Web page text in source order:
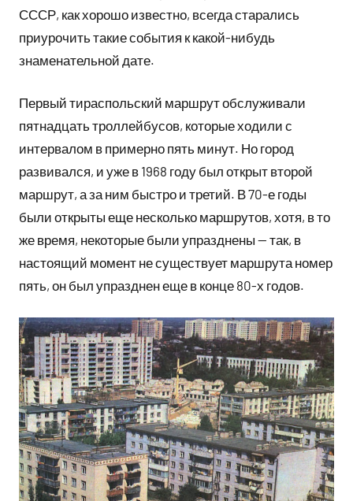
СССР, как хорошо известно, всегда старались
приурочить такие события к какой-нибудь
знаменательной дате.
Первый тираспольский маршрут обслуживали
пятнадцать троллейбусов, которые ходили с
интервалом в примерно пять минут. Но город
развивался, и уже в 1968 году был открыт второй
маршрут, а за ним быстро и третий. В 70-е годы
были открыты еще несколько маршрутов, хотя, в то
же время, некоторые были упразднены — так, в
настоящий момент не существует маршрута номер
пять, он был упразднен еще в конце 80-х годов.